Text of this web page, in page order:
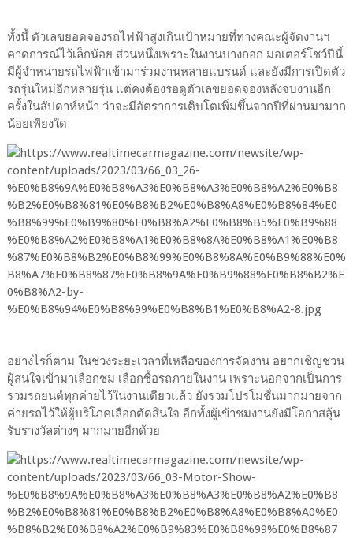
ทั้งนี้ ตัวเลขยอดจองรถไฟฟ้าสูงเกินเป้าหมายที่ทางคณะผู้จัดงานฯ
คาดการณ์ไว้เล็กน้อย ส่วนหนึ่งเพราะในงานบางกอก มอเตอร์โชว์ปีนี้
มีผู้จำหน่ายรถไฟฟ้าเข้ามาร่วมงานหลายแบรนด์ และยังมีการเปิดตัว
รถรุ่นใหม่อีกหลายรุ่น แต่คงต้องรอดูตัวเลขยอดจองหลังจบงานอีก
ครั้งในสัปดาห์หน้า ว่าจะมีอัตราการเติบโตเพิ่มขึ้นจากปีที่ผ่านมามาก
น้อยเพียงใด
อย่างไรก็ตาม ในช่วงระยะเวลาที่เหลือของการจัดงาน อยากเชิญชวน
ผู้สนใจเข้ามาเลือกชม เลือกซื้อรถภายในงาน เพราะนอกจากเป็นการ
รวมรถยนต์ทุกค่ายไว้ในงานเดียวแล้ว ยังรวมโปรโมชั่นมากมายจาก
ค่ายรถไว้ให้ผู้บริโภคเลือกตัดสินใจ อีกทั้งผู้เข้าชมงานยังมีโอกาสลุ้น
รับรางวัลต่างๆ มากมายอีกด้วย